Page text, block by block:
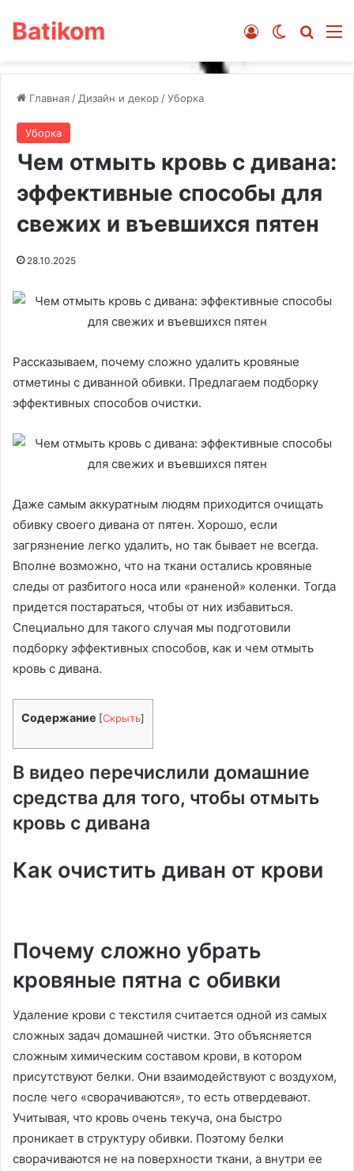
Batikom Switch skin
Войти
Главная / Дизайн и декор /Уборка
Уборка
Чем отмыть кровь с дивана:
эффективные способы для
свежих и въевшихся пятен
28.10.2025
Рассказываем, почему сложно удалить кровяные
отметины с диванной обивки. Предлагаем подборку
эффективных способов очистки.
Даже самым аккуратным людям приходится очищать
обивку своего дивана от пятен. Хорошо, если
загрязнение легко удалить, но так бывает не всегда.
Вполне возможно, что на ткани остались кровяные
следы от разбитого носа или «раненой» коленки. Тогда
придется постараться, чтобы от них избавиться.
Специально для такого случая мы подготовили
подборку эффективных способов, как и чем отмыть
кровь с дивана.
Содержание [Скрыть]
В видео перечислили домашние
средства для того, чтобы отмыть
кровь с дивана
Как очистить диван от крови
Почему сложно убрать
кровяные пятна с обивки
Удаление крови с текстиля считается одной из самых
сложных задач домашней чистки. Это объясняется
сложным химическим составом крови, в котором
присутствуют белки. Они взаимодействуют с воздухом,
после чего «сворачиваются», то есть отвердевают.
Учитывая, что кровь очень текуча, она быстро
проникает в структуру обивки. Поэтому белки
сворачиваются не на поверхности ткани, а внутри ее